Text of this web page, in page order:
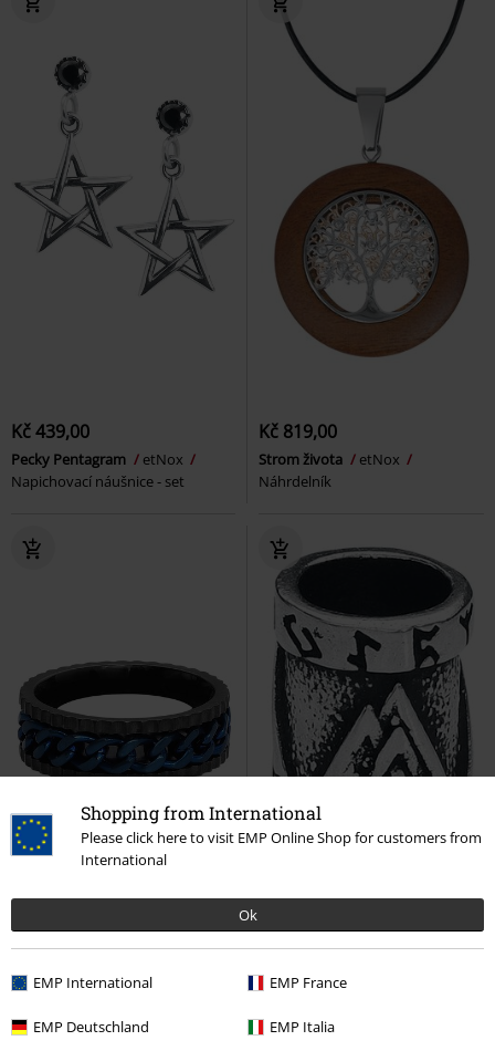
Shopping from International
Please click here to visit EMP Online Shop for customers from
International
Ok
EMP International EMP France
EMP Deutschland EMP Italia
Kč 439,00
Pecky Pentagram
etNox
Napichovací náušnice - set
Kč 819,00
Strom života
etNox
Náhrdelník
Kč 439,00
%
Kč 279,00
do vlasů